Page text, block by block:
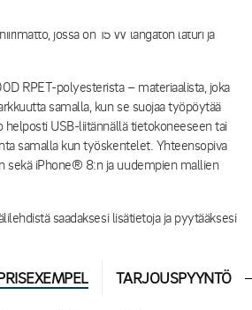
jossa on 15 W langaton laturi ja
RPET-polyesterista – materiaalista, joka
samalla, kun se suojaa työpöytää
USB-liitännällä tietokoneeseen tai
samalla kun työskentelet. Yhteensopiva
sekä iPhone® 8:n ja uudempien mallien
saadaksesi lisätietoja ja pyytääksesi
TARJOUSPYYNTÖ